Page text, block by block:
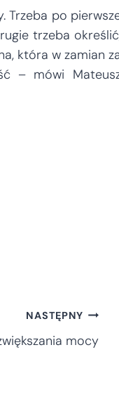
Trzeba po
trzeba
która w zamian
– mówi
NASTĘPNY
mocy